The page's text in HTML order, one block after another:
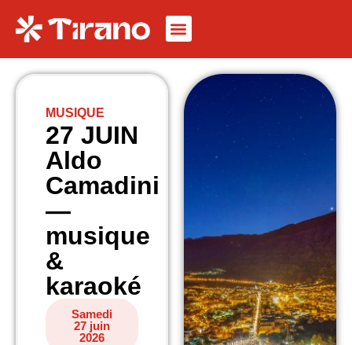
MUSIQUE
27 JUIN
Aldo
Camadini
—
musique
&
karaoké
Samedi
27 juin
2026